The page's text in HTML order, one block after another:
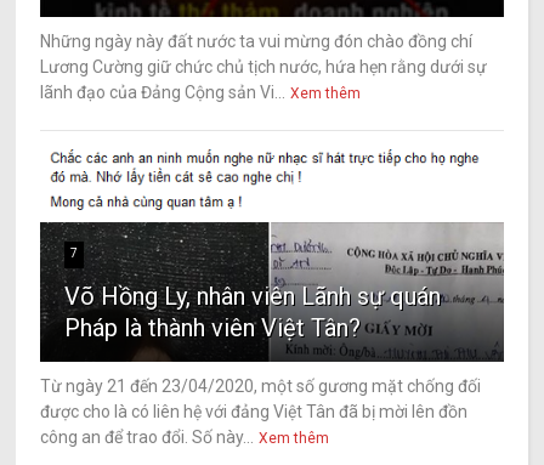
Những ngày này đất nước ta vui mừng đón chào đồng chí
Lương Cường giữ chức chủ tịch nước, hứa hẹn rằng dưới sự
lãnh đạo của Đảng Cộng sản Vi...
Xem thêm
7
Võ Hồng Ly, nhân viên Lãnh sự quán
Pháp là thành viên Việt Tân?
Từ ngày 21 đến 23/04/2020, một số gương mặt chống đối
được cho là có liên hệ với đảng Việt Tân đã bị mời lên đồn
công an để trao đổi. Số này...
Xem thêm